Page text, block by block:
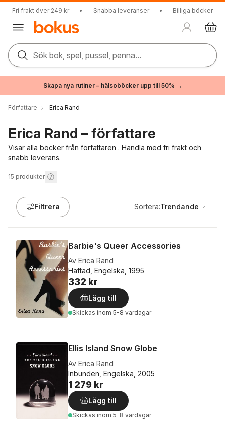
Fri frakt över 249 kr • Snabba leveranser • Billiga böcker
Sök bok, spel, pussel, penna...
Skapa nya rutiner – hälsoböcker upp till 50% →
Författare Erica Rand
Erica Rand – författare
Visar alla böcker från författaren . Handla med fri frakt och
snabb leverans.
15 produkter
Filtrera Sortera:Trendande
Barbie's Queer Accessories
Av Erica Rand
Häftad, Engelska, 1995
332 kr
Lägg till
Skickas inom 5-8 vardagar
Ellis Island Snow Globe
Av Erica Rand
Inbunden, Engelska, 2005
1 279 kr
Lägg till
Skickas inom 5-8 vardagar